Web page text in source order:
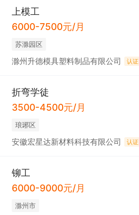
上模工
6000-7500元/月
苏滁园区
滁州升德模具塑料制品有限公司 认证
折弯学徒
3500-4500元/月
琅琊区
安徽宏星达新材料科技有限公司 认证
铆工
6000-9000元/月
滁州市